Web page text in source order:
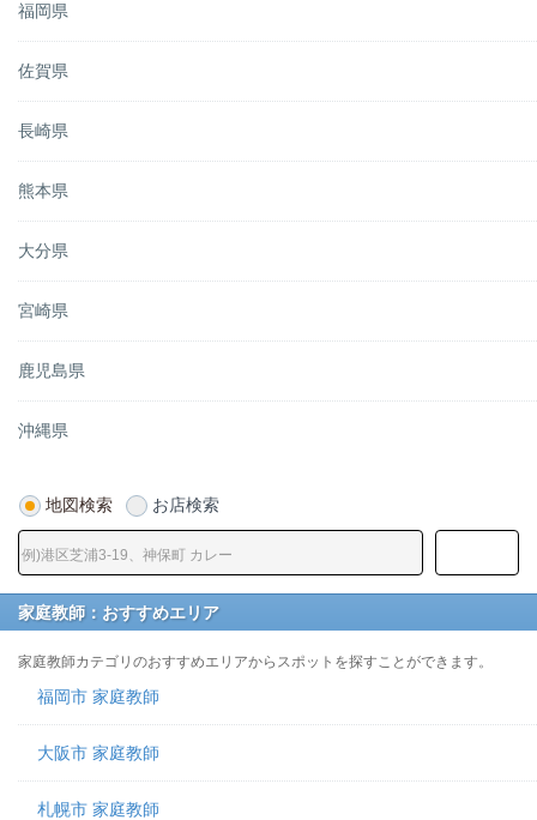
福岡県
佐賀県
長崎県
熊本県
大分県
宮崎県
鹿児島県
沖縄県
地図検索 お店検索
家庭教師：おすすめエリア
家庭教師カテゴリのおすすめエリアからスポットを探すことができます。
福岡市 家庭教師
大阪市 家庭教師
札幌市 家庭教師